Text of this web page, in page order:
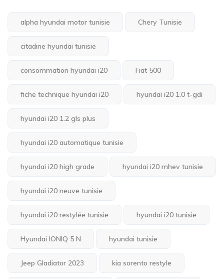
alpha hyundai motor tunisie Chery Tunisie
citadine hyundai tunisie
consommation hyundai i20 Fiat 500
fiche technique hyundai i20 hyundai i20 1.0 t-gdi
hyundai i20 1.2 gls plus
hyundai i20 automatique tunisie
hyundai i20 high grade hyundai i20 mhev tunisie
hyundai i20 neuve tunisie
hyundai i20 restylée tunisie hyundai i20 tunisie
Hyundai IONIQ 5 N hyundai tunisie
Jeep Gladiator 2023 kia sorento restyle